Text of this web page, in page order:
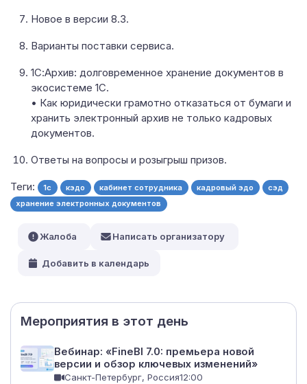
Новое в версии 8.3.
Варианты поставки сервиса.
1С:Архив: долговременное хранение документов в
экосистеме 1С.
• Как юридически грамотно отказаться от бумаги и
хранить электронный архив не только кадровых
документов.
Ответы на вопросы и розыгрыш призов.
Теги: 1c кэдо кабинет сотрудника кадровый эдо
сэд
хранение электронных документов
Мероприятия в этот день
Вебинар: «FineBI 7.0: премьера новой
версии и обзор ключевых изменений»
Санкт-Петербург, Россия12:00
Жалоба Написать организатору
Добавить в календарь